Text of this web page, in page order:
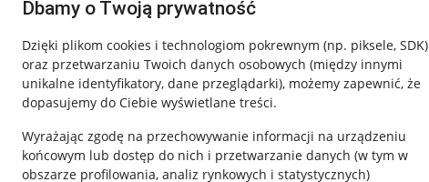
Dbamy o Twoją prywatność
Dzięki plikom cookies i technologiom pokrewnym (np. piksele, SDK)
oraz przetwarzaniu Twoich danych osobowych (między innymi
unikalne identyfikatory, dane przeglądarki), możemy zapewnić, że
dopasujemy do Ciebie wyświetlane treści.
Wyrażając zgodę na przechowywanie informacji na urządzeniu
końcowym lub dostęp do nich i przetwarzanie danych (w tym w
obszarze profilowania, analiz rynkowych i statystycznych)